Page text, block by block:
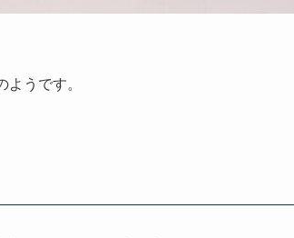
うです。